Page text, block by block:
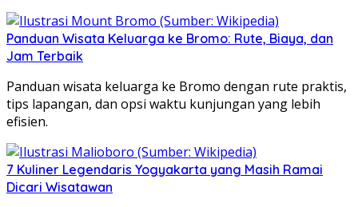
Panduan Wisata Keluarga ke Bromo: Rute, Biaya, dan
Jam Terbaik
Panduan wisata keluarga ke Bromo dengan rute praktis,
tips lapangan, dan opsi waktu kunjungan yang lebih
efisien.
7 Kuliner Legendaris Yogyakarta yang Masih Ramai
Dicari Wisatawan